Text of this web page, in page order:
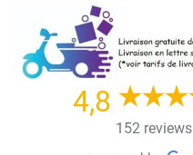
content
4,8
152 reviews